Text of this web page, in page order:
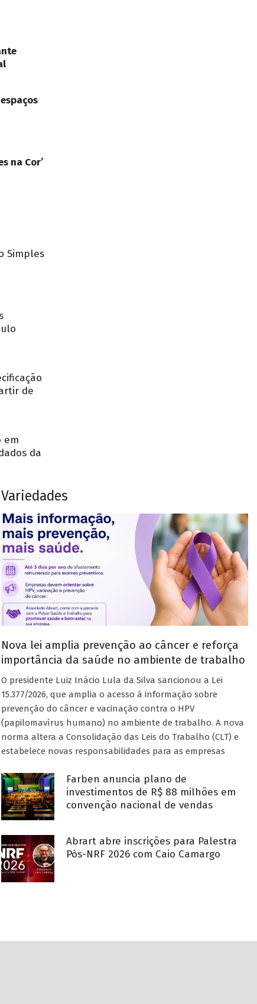
na Cor’
Simples
de
em
da
Variedades
Nova lei amplia prevenção ao câncer e reforça
importância da saúde no ambiente de trabalho
O presidente Luiz Inácio Lula da Silva sancionou a Lei
15.377/2026, que amplia o acesso à informação sobre
prevenção do câncer e vacinação contra o HPV
(papilomavírus humano) no ambiente de trabalho. A nova
norma altera a Consolidação das Leis do Trabalho (CLT) e
estabelece novas responsabilidades para as empresas
Farben anuncia plano de
investimentos de R$ 88 milhões em
convenção nacional de vendas
Abrart abre inscrições para Palestra
Pós-NRF 2026 com Caio Camargo